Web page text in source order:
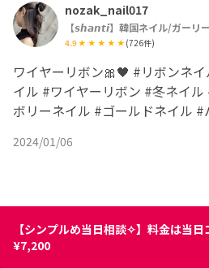
nozak_nail017
4.9 (726件)
ワイヤーリボン🎀🖤 #リボンネ
イル #ワイヤーリボン #冬ネイ
ボリーネイル #ゴールドネイル
2024/01/06
【シンプルめ当日相談✧】料金は当
¥7,200
美容師・ネイリスト・アイリスト